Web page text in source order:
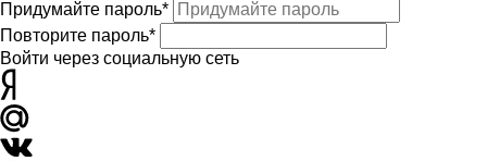
Придумайте пароль*
Повторите пароль*
Войти через социальную сеть